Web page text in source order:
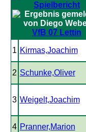
VfB 07 Lettin
1 Kirmas,Joachim
2 Schunke,Oliver
3 Weigelt,Joachim
4 Pranner,Marion